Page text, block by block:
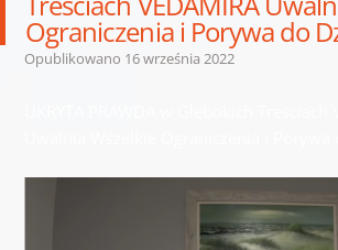
Ograniczenia i Porywa do
Opublikowano 16 września 2022